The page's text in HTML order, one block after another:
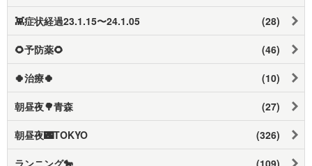
👾症状経過23.1.15〜24.1.05 (28)
🌻予防薬🌻 (46)
🍀治療🍀 (10)
朝昼夜🌳青森 (27)
朝昼夜🌃TOKYO (326)
ランニング🐎 (109)